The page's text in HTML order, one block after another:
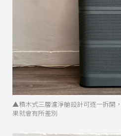
▲積木式三層濾淨艙設計可逐一拆開
果就會有所差別